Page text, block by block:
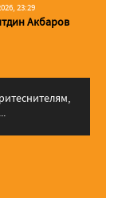
23:29
Акбаров